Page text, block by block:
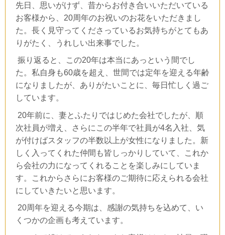
先日、思いがけず、昔からお付き合いいただいている
お客様から、 20周年のお祝いのお花をいただきまし
た。長く見守ってくださっているお気持ちがとてもあ
りがたく、うれしい出来事でした。
振り返ると、この20年は本当にあっという間でし
た。私自身も60歳を超え、世間では定年を迎える年齢
になりましたが、ありがたいことに、毎日忙しく過ご
しています。
20年前に、妻とふたりではじめた会社でしたが、順
次社員が増え、さらにこの半年で社員が4名入社、気
が付けばスタッフの半数以上が女性になりました。新
しく入ってくれた仲間も皆しっかりしていて、これか
ら会社の力になってくれることを楽しみにしていま
す。これからさらにお客様のご期待に応えられる会社
にしていきたいと思います。
20周年を迎える今期は、感謝の気持ちを込めて、い
くつかの企画も考えています。